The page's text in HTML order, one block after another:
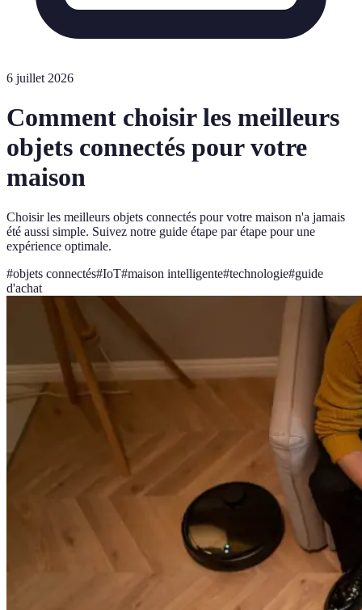
6 juillet 2026
Comment choisir les meilleurs
objets connectés pour votre
maison
Choisir les meilleurs objets connectés pour votre maison n'a jamais
été aussi simple. Suivez notre guide étape par étape pour une
expérience optimale.
#objets connectés#IoT#maison intelligente#technologie#guide
d'achat